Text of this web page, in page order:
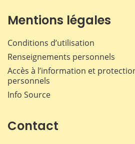
Mentions légales
Conditions d’utilisation
Renseignements personnels
Accès à l’information et
personnels
Info Source
Contact